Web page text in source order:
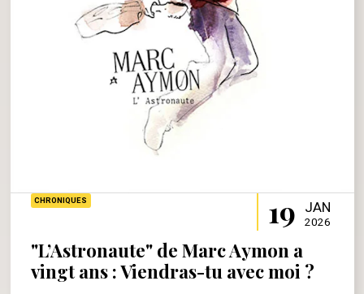
CHRONIQUES 19 JAN
2026
"L’Astronaute" de Marc Aymon a
vingt ans : Viendras-tu avec moi ?